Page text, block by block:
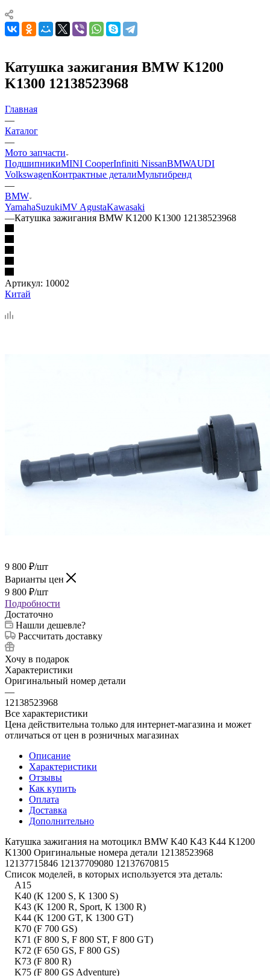
Катушка зажигания BMW K1200
K1300 12138523968
Главная
—
Каталог
—
Мото запчасти
ПодшипникиMINI CooperInfiniti NissanBMWAUDI
VolkswagenКонтрактные деталиМультибренд
—
BMW
YamahaSuzukiMV AgustaKawasaki
—Катушка зажигания BMW K1200 K1300 12138523968
Артикул: 10002
Китай
9 800 ₽/шт
Варианты цен
9 800 ₽/шт
Подробности
Достаточно
Нашли дешевле?
Рассчитать доставку
Хочу в подарок
Характеристики
Оригинальный номер детали
—
12138523968
Все характеристики
Цена действительна только для интернет-магазина и может
отличаться от цен в розничных магазинах
Описание
Характеристики
Отзывы
Как купить
Оплата
Доставка
Дополнительно
Катушка зажигания на мотоцикл BMW K40 K43 K44 K1200
K1300 Оригинальные номера детали 12138523968
12137715846 12137709080 12137670815
Список моделей, в которых используется эта деталь:
A15
K40 (K 1200 S, K 1300 S)
K43 (K 1200 R, Sport, K 1300 R)
K44 (K 1200 GT, K 1300 GT)
K70 (F 700 GS)
K71 (F 800 S, F 800 ST, F 800 GT)
K72 (F 650 GS, F 800 GS)
K73 (F 800 R)
K75 (F 800 GS Adventure)